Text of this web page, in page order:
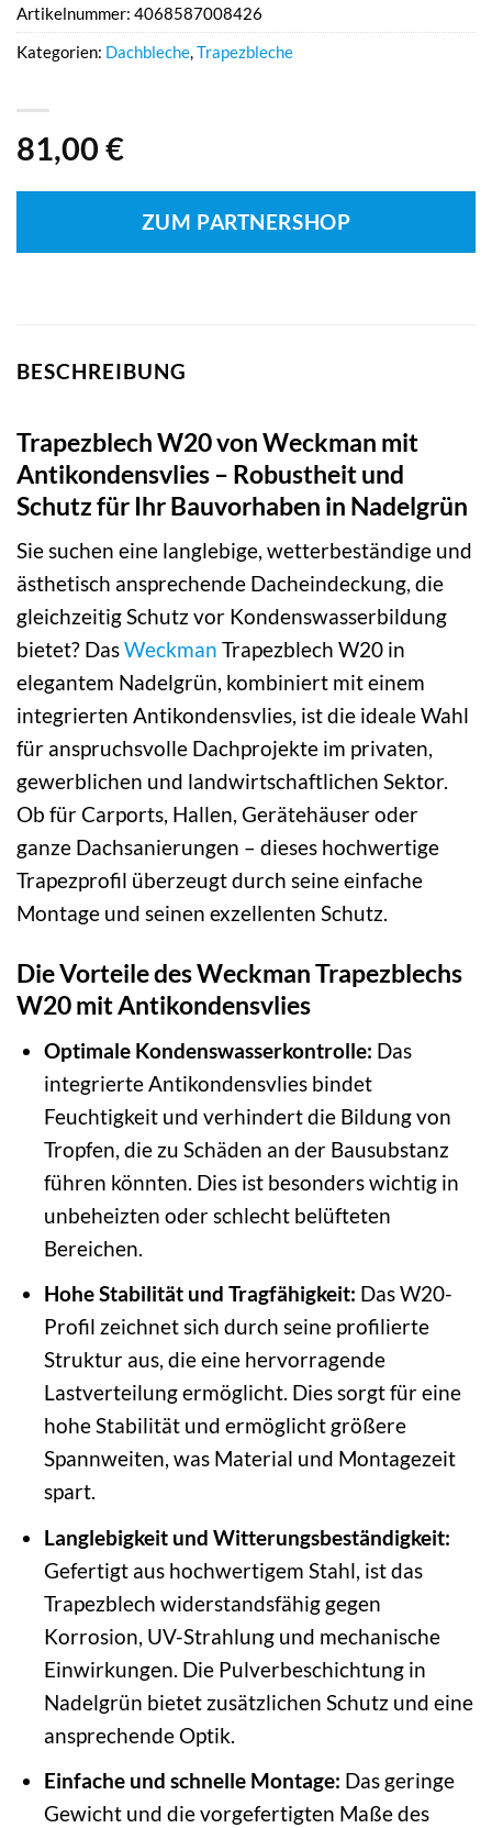
81,00 €
ZUM PARTNERSHOP
Artikelnummer: 4068587008426
Kategorien: Dachbleche,Trapezbleche
BESCHREIBUNG
Trapezblech W20 von Weckman mit
Antikondensvlies – Robustheit und
Schutz für Ihr Bauvorhaben in Nadelgrün
Sie suchen eine langlebige, wetterbeständige und
ästhetisch ansprechende Dacheindeckung, die
gleichzeitig Schutz vor Kondenswasserbildung
bietet? DasWeckman Trapezblech W20 in
elegantem Nadelgrün, kombiniert mit einem
integrierten Antikondensvlies, ist die ideale Wahl
für anspruchsvolle Dachprojekte im privaten,
gewerblichen und landwirtschaftlichen Sektor.
Ob für Carports, Hallen, Gerätehäuser oder
ganze Dachsanierungen – dieses hochwertige
Trapezprofil überzeugt durch seine einfache
Montage und seinen exzellenten Schutz.
Die Vorteile des Weckman Trapezblechs
W20 mit Antikondensvlies
Optimale Kondenswasserkontrolle: Das
integrierte Antikondensvlies bindet
Feuchtigkeit und verhindert die Bildung von
Tropfen, die zu Schäden an der Bausubstanz
führen könnten. Dies ist besonders wichtig in
unbeheizten oder schlecht belüfteten
Bereichen.
Hohe Stabilität und Tragfähigkeit: Das W20-
Profil zeichnet sich durch seine profilierte
Struktur aus, die eine hervorragende
Lastverteilung ermöglicht. Dies sorgt für eine
hohe Stabilität und ermöglicht größere
Spannweiten, was Material und Montagezeit
spart.
Langlebigkeit und Witterungsbeständigkeit:
Gefertigt aus hochwertigem Stahl, ist das
Trapezblech widerstandsfähig gegen
Korrosion, UV-Strahlung und mechanische
Einwirkungen. Die Pulverbeschichtung in
Nadelgrün bietet zusätzlichen Schutz und eine
ansprechende Optik.
Einfache und schnelle Montage: Das geringe
Gewicht und die vorgefertigten Maße des